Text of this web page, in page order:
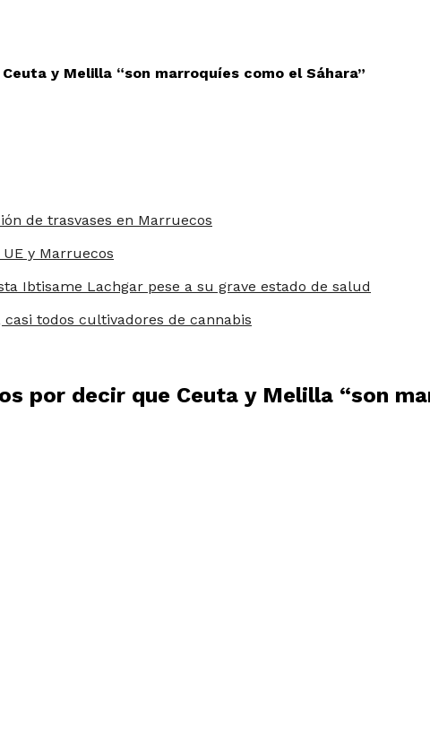
y Melilla “son marroquíes como el Sáhara”
de trasvases en Marruecos
y Marruecos
Ibtisame Lachgar pese a su grave estado de salud
todos cultivadores de cannabis
por decir que Ceuta y Melilla “son